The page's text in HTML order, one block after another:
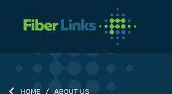
HOME ABOUT US